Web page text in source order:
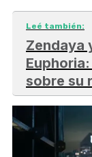
Leé también:
Zendaya
sobre su